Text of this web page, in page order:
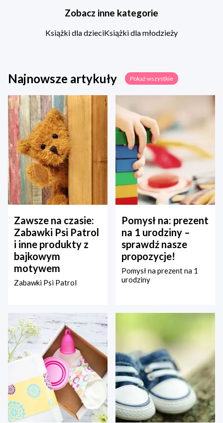
Zobacz inne kategorie
Książki dla dzieciKsiążki dla młodzieży
Najnowsze artykuły Pokaż wszystkie
Zawsze na czasie:
Zabawki Psi Patrol
i inne produkty z
bajkowym
motywem
Zabawki Psi Patrol
Pomysł na: prezent
na 1 urodziny –
sprawdź nasze
propozycje!
Pomysł na prezent na 1
urodziny